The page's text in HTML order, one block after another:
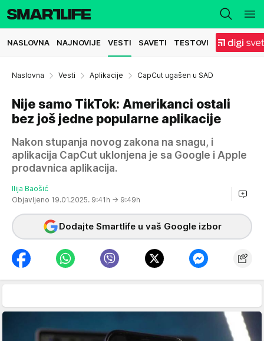
NASLOVNA NAJNOVIJE VESTI SAVETI TESTOVI
Naslovna Vesti Aplikacije CapCut ugašen u SAD
Nije samo TikTok: Amerikanci ostali
bez još jedne popularne aplikacije
Nakon stupanja novog zakona na snagu, i
aplikacija CapCut uklonjena je sa Google i Apple
prodavnica aplikacija.
Ilija Baošić
Objavljeno 19.01.2025. 9:41h → 9:49h
Dodajte Smartlife u vaš Google izbor